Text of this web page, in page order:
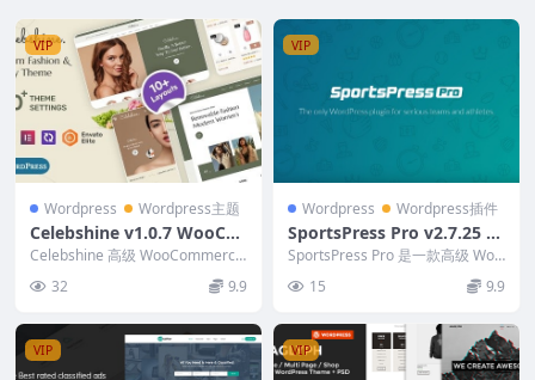
VIP
Wordpress Wordpress主题
Celebshine v1.0.7 WooCo
mmerce Theme for Fashio
n & Cosmetics
Celebshine 高级 WooCommerce
主题，适用于创意精品主题，专...
32 9.9
VIP
Wordpress Wordpress插件
SportsPress Pro v2.7.25 +
Addons [Activated]
SportsPress Pro 是一款高级 Wor
15 9.9
VIP VIP